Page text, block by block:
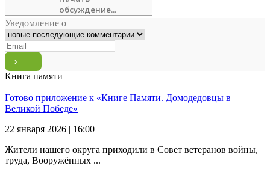
Уведомление о
Книга памяти
Готово приложение к «Книге Памяти. Домодедовцы в
Великой Победе»
22 января 2026 | 16:00
Жители нашего округа приходили в Совет ветеранов войны,
труда, Вооружённых ...